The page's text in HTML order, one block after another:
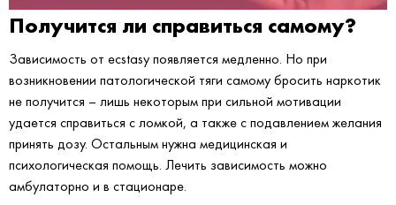
Получится ли справиться самому?
Зависимость от ecstasy появляется медленно. Но при
возникновении патологической тяги самому бросить наркотик
не получится – лишь некоторым при сильной мотивации
удается справиться с ломкой, а также с подавлением желания
принять дозу. Остальным нужна медицинская и
психологическая помощь. Лечить зависимость можно
амбулаторно и в стационаре.